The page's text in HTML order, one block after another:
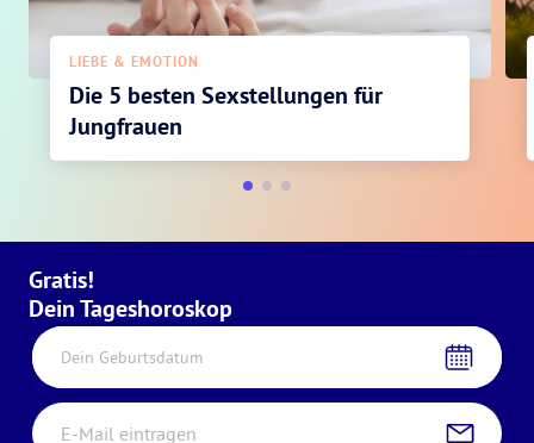
LIEBE & EMOTION
Die 5 besten Sexstellungen für
Jungfrauen
Gratis!
Dein Tageshoroskop
Dein Geburtsdatum